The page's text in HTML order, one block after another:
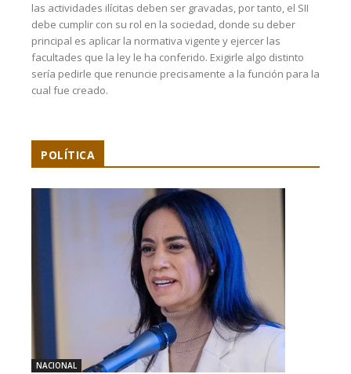
las actividades ilícitas deben ser gravadas, por tanto, el SII
debe cumplir con su rol en la sociedad, donde su deber
principal es aplicar la normativa vigente y ejercer las
facultades que la ley le ha conferido. Exigirle algo distinto
sería pedirle que renuncie precisamente a la función para la
cual fue creado.
POLÍTICA
NACIONAL